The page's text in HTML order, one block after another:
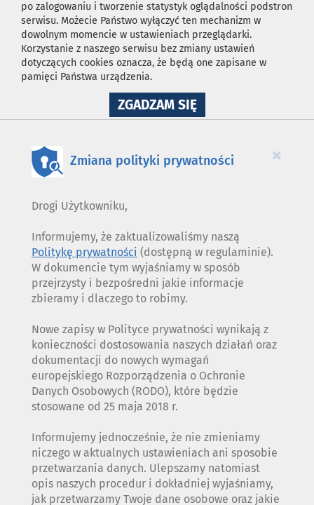
po zalogowaniu i tworzenie statystyk oglądalności podstron
serwisu. Możecie Państwo wyłączyć ten mechanizm w
dowolnym momencie w ustawieniach przeglądarki.
Korzystanie z naszego serwisu bez zmiany ustawień
dotyczących cookies oznacza, że będą one zapisane w
pamięci Państwa urządzenia.
ZGADZAM SIĘNA
WYKORZYSTANIE
×
Zmiana polityki prywatności
Drogi Użytkowniku,
Informujemy, że zaktualizowaliśmy naszą
Politykę prywatności (dostępną w regulaminie).
W dokumencie tym wyjaśniamy w sposób
przejrzysty i bezpośredni jakie informacje
zbieramy i dlaczego to robimy.
Nowe zapisy w Polityce prywatności wynikają z
konieczności dostosowania naszych działań oraz
dokumentacji do nowych wymagań
europejskiego Rozporządzenia o Ochronie
Danych Osobowych (RODO), które będzie
stosowane od 25 maja 2018 r.
Informujemy jednocześnie, że nie zmieniamy
niczego w aktualnych ustawieniach ani sposobie
przetwarzania danych. Ulepszamy natomiast
opis naszych procedur i dokładniej wyjaśniamy,
jak przetwarzamy Twoje dane osobowe oraz jakie